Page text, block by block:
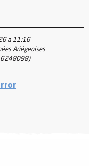
a 11:16
Ariégeoises
6248098)